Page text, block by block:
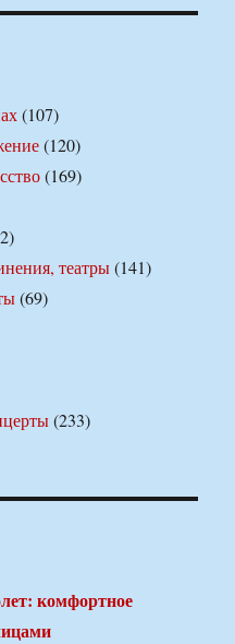
(107)
(120)
(169)
театры(141)
(69)
(233)
комфортное